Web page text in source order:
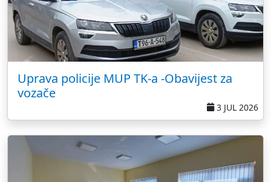
Uprava policije MUP TK-a -Obavijest za
vozače
3 JUL 2026